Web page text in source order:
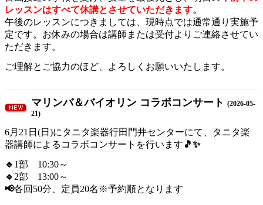
レッスンはすべて休講とさせていただきます。
午後のレッスンにつきましては、現時点では通常通り実施予
定です。お休みの場合は講師または受付よりご連絡させてい
ただきます。
ご理解とご協力のほど、よろしくお願いいたします。
マリンバ＆バイオリン コラボコンサート (2026-05-
21)
6月21日(日)にタニタ楽器行田門井センターにて、タニタ楽
器講師によるコラボコンサートを行います 🎵✨
🔹 1部 10:30～
🔹 2部 13:00～
📢各回50分、定員20名※予約順となります